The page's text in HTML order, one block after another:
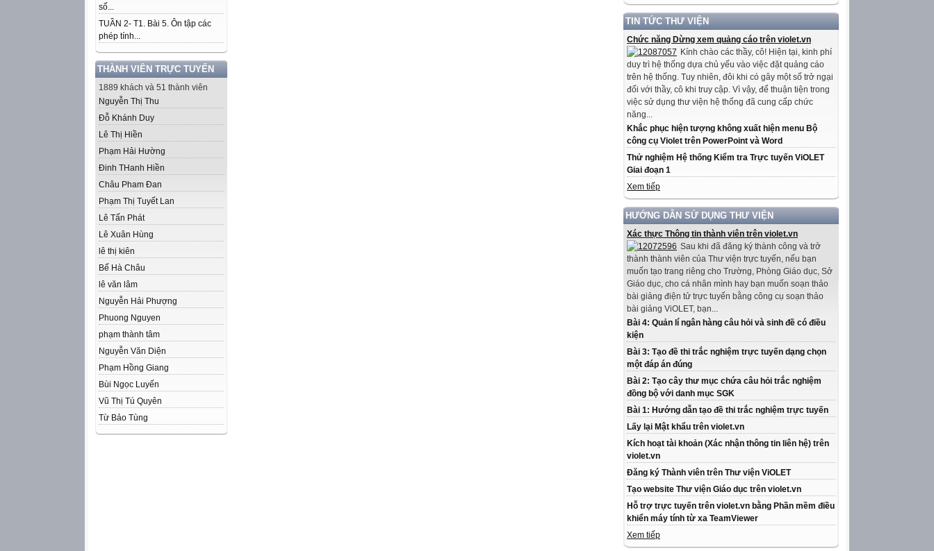
số...
TUẦN 2- T1. Bài 5. Ôn tập các
phép tính...
THÀNH VIÊN TRỰC TUYẾN
1889 khách và 51 thành viên
Nguyễn Thị Thu
Đỗ Khánh Duy
Lê Thị Hiền
Phạm Hải Hường
Đinh THanh Hiền
Châu Pham Đan
Phạm Thị Tuyết Lan
Lê Tấn Phát
Lê Xuân Hùng
lê thị kiên
Bế Hà Châu
lê văn lâm
Nguyễn Hải Phượng
Phuong Nguyen
phạm thành tâm
Nguyễn Văn Diện
Phạm Hồng Giang
Bùi Ngọc Luyến
Vũ Thị Tú Quyên
Từ Bảo Tùng
TIN TỨC THƯ VIỆN
Chức năng Dừng xem quảng cáo trên violet.vn
Kính chào các thầy, cô! Hiện tại, kinh phí
duy trì hệ thống dựa chủ yếu vào việc đặt quảng cáo
trên hệ thống. Tuy nhiên, đôi khi có gây một số trở ngại
đối với thầy, cô khi truy cập. Vì vậy, để thuận tiện trong
việc sử dụng thư viện hệ thống đã cung cấp chức
năng...
Khắc phục hiện tượng không xuất hiện menu Bộ
công cụ Violet trên PowerPoint và Word
Thử nghiệm Hệ thống Kiểm tra Trực tuyến ViOLET
Giai đoạn 1
Xem tiếp
HƯỚNG DẪN SỬ DỤNG THƯ VIỆN
Xác thực Thông tin thành viên trên violet.vn
Sau khi đã đăng ký thành công và trở
thành thành viên của Thư viện trực tuyến, nếu bạn
muốn tạo trang riêng cho Trường, Phòng Giáo dục, Sở
Giáo dục, cho cá nhân mình hay bạn muốn soạn thảo
bài giảng điện tử trực tuyến bằng công cụ soạn thảo
bài giảng ViOLET, bạn...
Bài 4: Quản lí ngân hàng câu hỏi và sinh đề có điều
kiện
Bài 3: Tạo đề thi trắc nghiệm trực tuyến dạng chọn
một đáp án đúng
Bài 2: Tạo cây thư mục chứa câu hỏi trắc nghiệm
đồng bộ với danh mục SGK
Bài 1: Hướng dẫn tạo đề thi trắc nghiệm trực tuyến
Lấy lại Mật khẩu trên violet.vn
Kích hoạt tài khoản (Xác nhận thông tin liên hệ) trên
violet.vn
Đăng ký Thành viên trên Thư viện ViOLET
Tạo website Thư viện Giáo dục trên violet.vn
Hỗ trợ trực tuyến trên violet.vn bằng Phần mềm điều
khiển máy tính từ xa TeamViewer
Xem tiếp